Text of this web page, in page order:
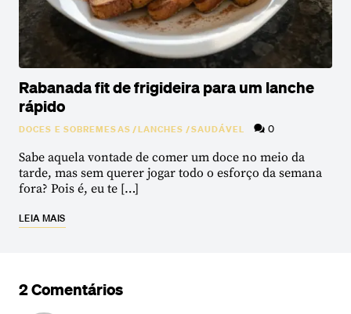
Rabanada fit de frigideira para um lanche
rápido
DOCES E SOBREMESAS/LANCHES /SAUDÁVEL 0
Sabe aquela vontade de comer um doce no meio da
tarde, mas sem querer jogar todo o esforço da semana
fora? Pois é, eu te […]
LEIA MAIS
2 Comentários